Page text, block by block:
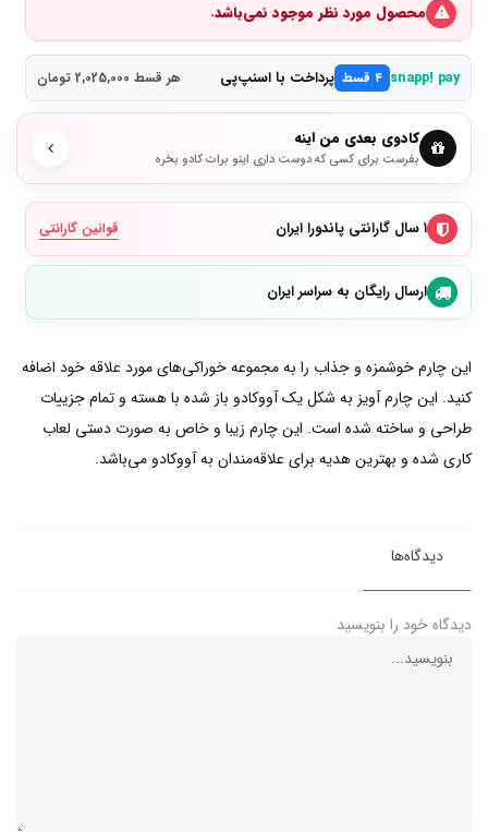
محصول مورد نظر موجود نمی‌باشد.
snapp! pay ۴ قسط پرداخت با اسنپ‌پی هر قسط 2,025,000 تومان
کادوی بعدی من اینه
بفرست برای کسی که دوست داری اینو برات کادو بخره
۱ سال گارانتی پاندورا ایران قوانین گارانتی
ارسال رایگان به سراسر ایران
این چارم خوشمزه و جذاب را به مجموعه خوراکی‌های مورد علاقه خود اضافه
کنید. این چارم آویز به شکل یک آووکادو باز شده با هسته و تمام جزییات
طراحی و ساخته شده است. این چارم زیبا و خاص به صورت دستی لعاب
کاری شده و بهترین هدیه برای علاقه‌مندان به آووکادو می‌باشد.
دیدگاه‌ها
دیدگاه خود را بنویسید